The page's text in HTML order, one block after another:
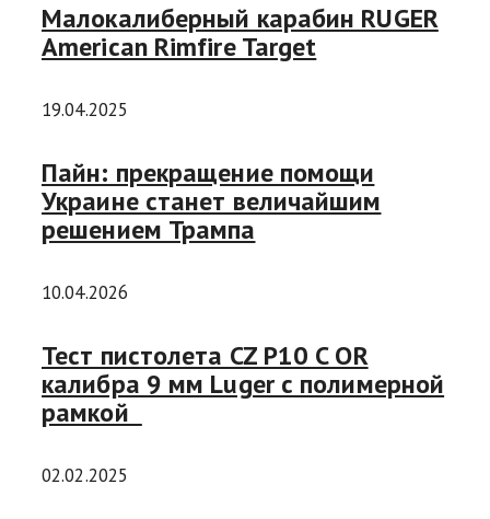
Малокалиберный карабин RUGER
American Rimfire Target
19.04.2025
Пайн: прекращение помощи
Украине станет величайшим
решением Трампа
10.04.2026
Тест пистолета CZ P10 C OR
калибра 9 мм Luger с полимерной
рамкой
02.02.2025